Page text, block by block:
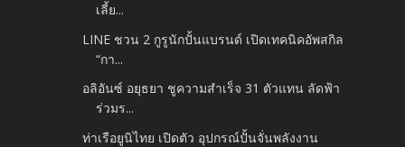
เลี้ย...
LINE ชวน 2 กูรูนักปั้นแบรนด์ เปิดเทคนิคอัพสกิล
“กา...
อลิอันซ์ อยุธยา ชูความสำเร็จ 31 ตัวแทน ลัดฟ้า
ร่วมร...
ท่าเรือยูนิไทย เปิดตัว อุปกรณ์ปั้นจั่นพลังงาน